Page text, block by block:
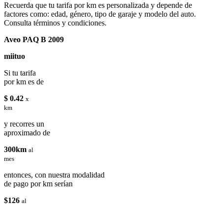
Recuerda que tu tarifa por km es personalizada y depende de
factores como: edad, género, tipo de garaje y modelo del auto.
Consulta términos y condiciones.
Aveo PAQ B 2009
miituo
Si tu tarifa
por km es de
$ 0.42 x
km
y recorres un
aproximado de
300km al
mes
entonces, con nuestra modalidad
de pago por km serían
$126 al